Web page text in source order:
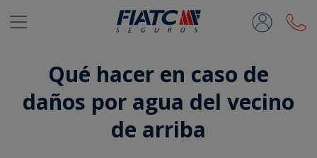
Saltar al contenido principal
Qué hacer en caso de
daños por agua del vecino
de arriba